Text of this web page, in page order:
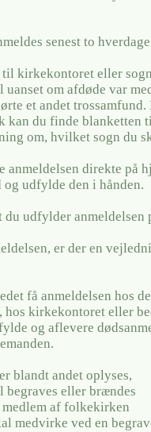
senest to
til kirkekontoret eller
uanset om afdøde var
et andet trossamfund.
kan du finde blanketten
om, hvilket sogn du
anmeldelsen direkte på
udfylde den i hånden.
du udfylder anmeldelsen
er der en
få anmeldelsen hos
hos kirkekontoret eller
og aflevere
blandt andet oplyses,
begraves eller brændes
af folkekirken
medvirke ved en